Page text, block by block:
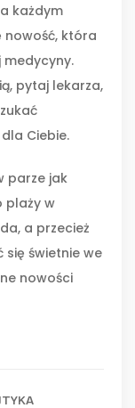
każdym
nowość, która
pytaj lekarza,
Ciebie.
parze jak
plaży w
a przecież
się świetnie we
nowości